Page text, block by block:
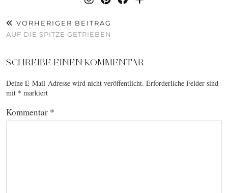
VORHERIGER BEITRAG
AUF DIE SPITZE GETRIEBEN
SCHREIBE EINEN KOMMENTAR
Deine E-Mail-Adresse wird nicht veröffentlicht. Erforderliche Felder sind
mit * markiert
Kommentar *